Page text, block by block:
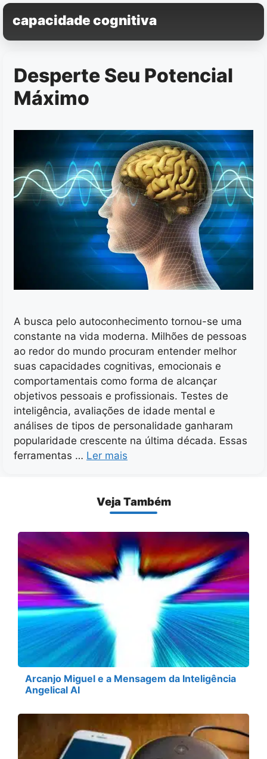
Pular
para
o
capacidade cognitiva
Desperte Seu Potencial
Máximo
A busca pelo autoconhecimento tornou-se uma
constante na vida moderna. Milhões de pessoas
ao redor do mundo procuram entender melhor
suas capacidades cognitivas, emocionais e
comportamentais como forma de alcançar
objetivos pessoais e profissionais. Testes de
inteligência, avaliações de idade mental e
análises de tipos de personalidade ganharam
popularidade crescente na última década. Essas
ferramentas … Ler mais
Veja Também
Arcanjo Miguel e a Mensagem da Inteligência
Angelical AI